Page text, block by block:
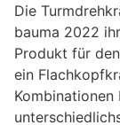
Die
bauma 2022
Produkt für
ein